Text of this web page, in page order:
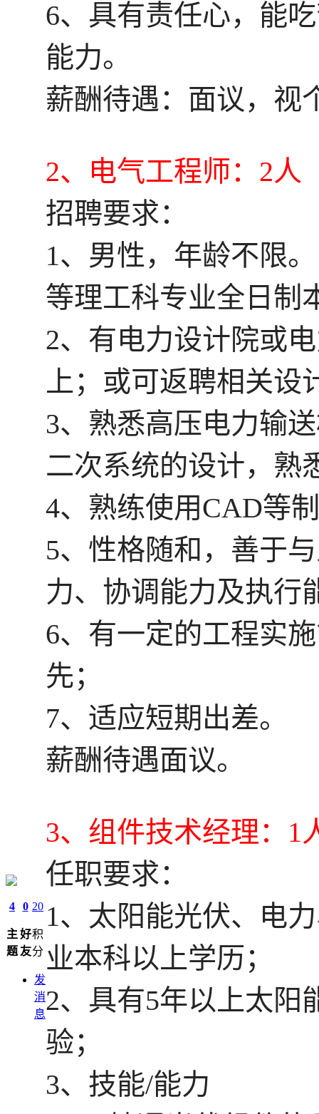
4
主
题
0
好
友
20
积
分
发
消
息
6、具有责任心，能
能力。
薪酬待遇：面议，视
2、电气工程师：2人
招聘要求：
1、男性，年龄不限
等理工科专业全日制
2、有电力设计院或
上；或可返聘相关设
3、熟悉高压电力输
二次系统的设计，熟
4、熟练使用CAD等
5、性格随和，善于
力、协调能力及执行
6、有一定的工程实
先；
7、适应短期出差。
薪酬待遇面议。
3、组件技术经理：1
任职要求：
1、太阳能光伏、电
业本科以上学历；
2、具有5年以上太阳
验；
3、技能/能力